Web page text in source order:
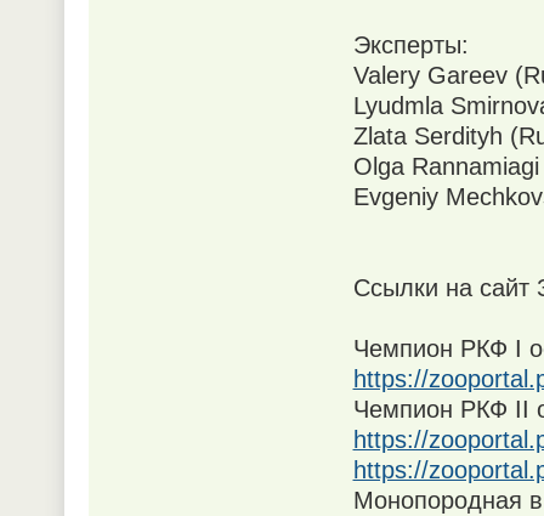
Эксперты:
Valery Gareev
Lyudmla
Zlata Serdityh
Olga
Evgeniy
Ссылки на сайт
Чемпион РКФ I
https://
Чемпион РКФ II
https://
https://
Монопородная